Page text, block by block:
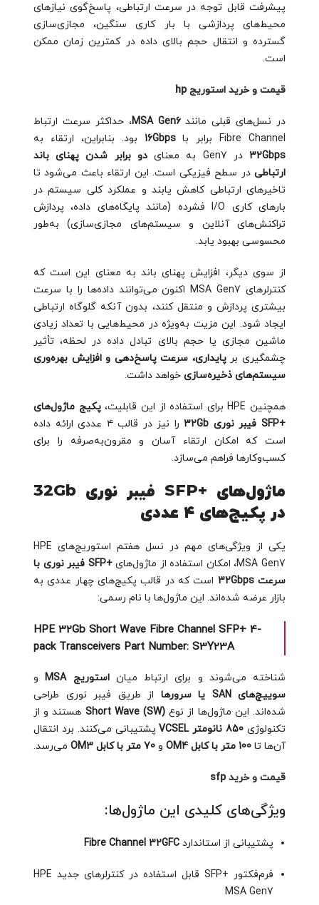
پیشرفت قابل توجه در سرعت ارتباطی، پاسخ‌گوی نیازهای
محیط‌های پردازشی با بار کاری سنگین، مجازی‌سازی
گسترده و انتقال حجم بالای داده در کمترین زمان ممکن
است.
قیمت و خرید استوریج hp
در نسل‌های قبلی مانندMSA Gen6، حداکثر سرعت ارتباط
Fibre Channel برابر با
16Gbps بود. بنابراین، ارتقاء به
32Gbps در Gen7 به معنای
دو برابر شدن پهنای باند
ارتباطی در سطح فیزیکی است. این ارتقاء باعث می‌شود تا
تاخیرهای ارتباطی کاهش یابند و عملکرد کلی سیستم در
بارهای کاری I/O فشرده (مانند پایگاه‌های داده، پردازش
تراکنش‌های آنلاین و سیستم‌های مجازی‌سازی) به‌طور
محسوسی بهبود یابد.
از سوی دیگر، افزایش پهنای باند به معنای این است که
کنترلرهای MSA Gen7 اکنون می‌توانند داده‌ها را با سرعت
بیشتری پردازش و منتقل کنند، بدون آنکه گلوگاه ارتباطی
ایجاد شود. این مزیت به‌ویژه در محیط‌هایی با تعداد زیادی
ماشین مجازی یا حجم بالای تبادل داده در لحظه، تأثیر
چشمگیری برپایداری، سرعت پاسخ‌دهی و افزایش بهره‌وری
سیستم‌های ذخیره‌سازی خواهد داشت.
همچنین HPE برای استفاده از این قابلیت،
پکیج ماژول‌های
+SFP فیبر نوری 32Gb
را نیز در قالب ۴ عددی ارائه داده
است که امکان ارتقاء آسان و مقرون‌به‌صرفه را برای
کسب‌وکارها فراهم می‌سازد.
ماژول‌های +SFP فیبر نوری 32Gb
در پکیج‌های ۴ عددی
یکی از ویژگی‌های مهم در نسل هفتم استوریج‌های HPE
MSA Gen7، امکان استفاده از ماژول‌های
+SFP فیبر نوری با
سرعت 32Gbps
است که در قالب پکیج‌های چهار عددی به
بازار عرضه شده‌اند. این ماژول‌ها با نام رسمی:
HPE 32Gb Short Wave Fibre Channel SFP+ 4-
pack Transceivers Part Number: S3Y23A
شناخته می‌شوند و برای ارتباط میاناستوریج MSA
و
سوییچ‌های SAN یا سرورها
از طریق فیبر نوری طراحی
شده‌اند. این ماژول‌ها از نوع Short Wave (SW) هستند و از
تکنولوژی 850 نانومتر VCSEL
پشتیبانی می‌کنند. برد انتقال
آن‌ها تا 100 متر با کابل OM4 و 70 متر با کابل OM3 می‌رسد.
قیمت و خرید sfp
ویژگی‌های کلیدی این ماژول‌ها:
پشتیبانی از استاندارد Fibre Channel 32GFC
فرم‌فکتور +SFP قابل استفاده در کنترلرهای جدید HPE
MSA Gen7